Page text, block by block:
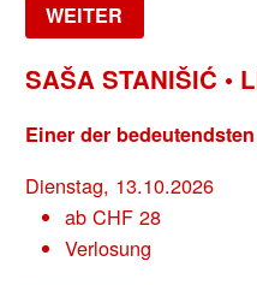
WEITER
SAŠA STANIŠIĆ •
Einer der
Dienstag, 13.10.2026
ab CHF28
Verlosung